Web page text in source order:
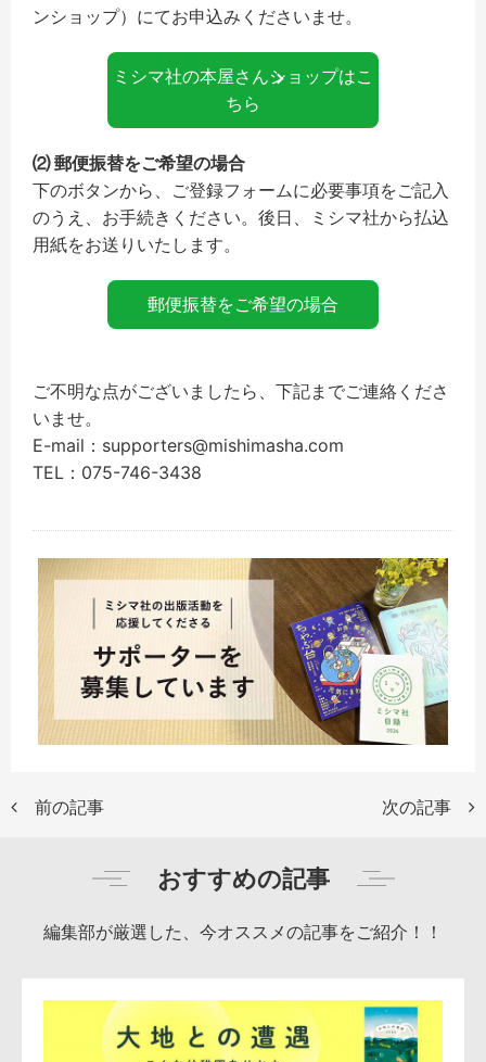
ンショップ）にてお申込みくださいませ。
ミシマ社の本屋さんショップはこ
ちら
⑵ 郵便振替をご希望の場合
下のボタンから、ご登録フォームに必要事項をご記入
のうえ、お手続きください。後日、ミシマ社から払込
用紙をお送りいたします。
郵便振替をご希望の場合
ご不明な点がございましたら、下記までご連絡くださ
いませ。
E-mail：supporters@mishimasha.com
TEL：075-746-3438
前の記事 次の記事
おすすめの記事
編集部が厳選した、今オススメの記事をご紹介！！